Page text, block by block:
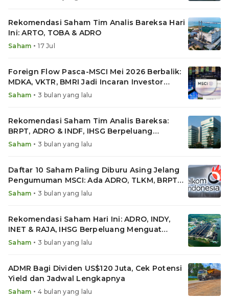
Rekomendasi Saham Tim Analis Bareksa Hari
Ini: ARTO, TOBA & ADRO
Saham • 17 Jul
Foreign Flow Pasca-MSCI Mei 2026 Berbalik:
MDKA, VKTR, BMRI Jadi Incaran Investor
Asing
Saham • 3 bulan yang lalu
Rekomendasi Saham Tim Analis Bareksa:
BRPT, ADRO & INDF, IHSG Berpeluang
Rebound
Saham • 3 bulan yang lalu
Daftar 10 Saham Paling Diburu Asing Jelang
Pengumuman MSCI: Ada ADRO, TLKM, BRPT
hingga MAPI
Saham • 3 bulan yang lalu
Rekomendasi Saham Hari Ini: ADRO, INDY,
INET & RAJA, IHSG Berpeluang Menguat
Terbatas
Saham • 3 bulan yang lalu
ADMR Bagi Dividen US$120 Juta, Cek Potensi
Yield dan Jadwal Lengkapnya
Saham • 4 bulan yang lalu